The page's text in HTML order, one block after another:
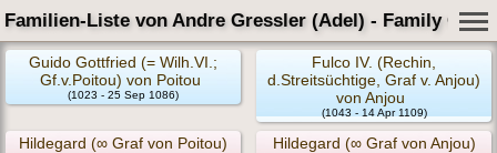
Familien-Liste von Andre Gressler (Adel) - Family Card
Guido Gottfried (= Wilh.VI.;
Gf.v.Poitou) von Poitou
(1023 - 25 Sep 1086)
Fulco IV. (Rechin,
d.Streitsüchtige, Graf v. Anjou)
von Anjou
(1043 - 14 Apr 1109)
Hildegard (∞ Graf von Poitou)
Hildegard (∞ Graf von Anjou)